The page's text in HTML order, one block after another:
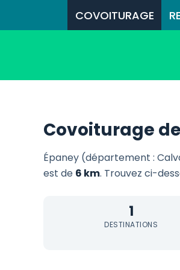
COVOITURAGE
Covoiturage
Épaney (département :
est de 6 km. Trouvez ci-
1
DESTINATIONS